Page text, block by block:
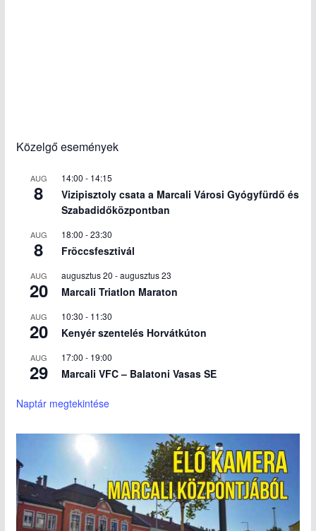
Közelgő események
AUG
8
14:00 - 14:15
Vizipisztoly csata a Marcali Városi Gyógyfürdő és
Szabadidőközpontban
AUG
8
18:00 -23:30
Fröccsfesztivál
AUG
20
augusztus 20 -augusztus 23
Marcali Triatlon Maraton
AUG
20
10:30 - 11:30
Kenyér szentelés Horvátkúton
AUG
29
17:00 - 19:00
Marcali VFC – Balatoni Vasas SE
Naptár megtekintése